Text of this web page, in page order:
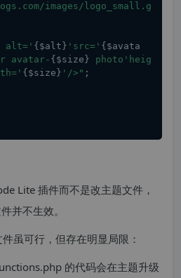
images/logo_small.g
alt=' {$alt} 'src=' {$avata
avatar-{$size} photo'heig
{$size} '/>" ;
Lite 插件而不是改主题文件，
并不生效。
虽可行，但存在明显局限：
的代码会在主题升级